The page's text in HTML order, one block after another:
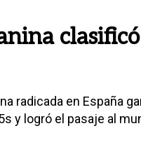
radicada en España
y logró el pasaje al